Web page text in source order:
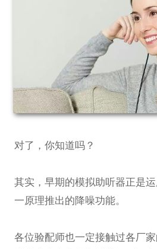
对了，你知道吗？
其实，早期的模拟助听器正是
一原理推出的降噪功能。
各位验配师也一定接触过各厂家